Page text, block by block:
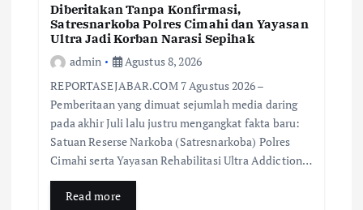
Diberitakan Tanpa Konfirmasi,
Satresnarkoba Polres Cimahi dan Yayasan
Ultra Jadi Korban Narasi Sepihak
admin
Agustus 8, 2026
REPORTASEJABAR.COM 7 Agustus 2026 –
Pemberitaan yang dimuat sejumlah media daring
pada akhir Juli lalu justru mengangkat fakta baru:
Satuan Reserse Narkoba (Satresnarkoba) Polres
Cimahi serta Yayasan Rehabilitasi Ultra Addiction…
Read more